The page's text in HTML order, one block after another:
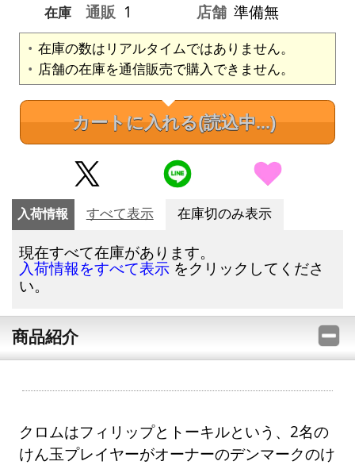
在庫
通販 1 店舗 準備無
在庫の数はリアルタイムではありません。
店舗の在庫を通信販売で購入できません。
カートに入れる(読込中...)
入荷情報 すべて表示 在庫切のみ表示
現在すべて在庫があります。
入荷情報をすべて表示 をクリックしてくださ
い。
商品紹介
クロムはフィリップとトーキルという、2名の
けん玉プレイヤーがオーナーのデンマークのけ